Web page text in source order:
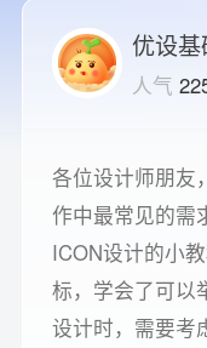
各位设计师朋友
作中最常见的需
ICON设计的小
标，学会了可以
设计时，需要考
优设
人气